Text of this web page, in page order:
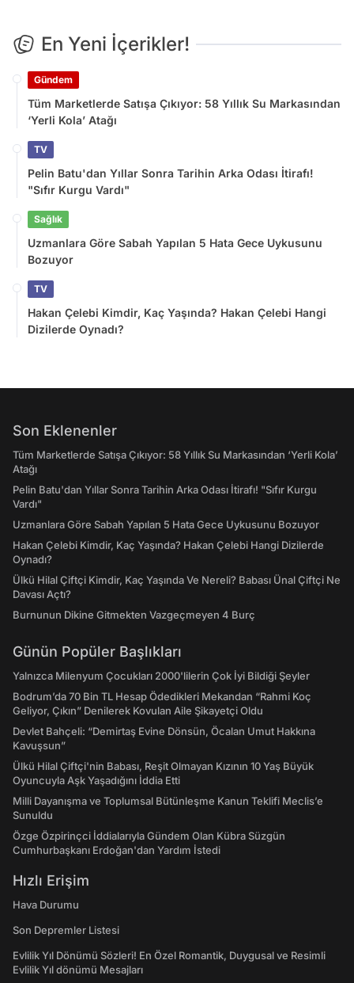
En Yeni İçerikler!
Gündem
Tüm Marketlerde Satışa Çıkıyor: 58 Yıllık Su Markasından
‘Yerli Kola’ Atağı
TV
Pelin Batu'dan Yıllar Sonra Tarihin Arka Odası İtirafı!
"Sıfır Kurgu Vardı"
Sağlık
Uzmanlara Göre Sabah Yapılan 5 Hata Gece Uykusunu
Bozuyor
TV
Hakan Çelebi Kimdir, Kaç Yaşında? Hakan Çelebi Hangi
Dizilerde Oynadı?
Son Eklenenler
Tüm Marketlerde Satışa Çıkıyor: 58 Yıllık Su Markasından ‘Yerli Kola’
Atağı
Pelin Batu'dan Yıllar Sonra Tarihin Arka Odası İtirafı! "Sıfır Kurgu
Vardı"
Uzmanlara Göre Sabah Yapılan 5 Hata Gece Uykusunu Bozuyor
Hakan Çelebi Kimdir, Kaç Yaşında? Hakan Çelebi Hangi Dizilerde
Oynadı?
Ülkü Hilal Çiftçi Kimdir, Kaç Yaşında Ve Nereli? Babası Ünal Çiftçi Ne
Davası Açtı?
Burnunun Dikine Gitmekten Vazgeçmeyen 4 Burç
Günün Popüler Başlıkları
Yalnızca Milenyum Çocukları 2000'lilerin Çok İyi Bildiği Şeyler
Bodrum’da 70 Bin TL Hesap Ödedikleri Mekandan “Rahmi Koç
Geliyor, Çıkın” Denilerek Kovulan Aile Şikayetçi Oldu
Devlet Bahçeli: “Demirtaş Evine Dönsün, Öcalan Umut Hakkına
Kavuşsun”
Ülkü Hilal Çiftçi'nin Babası, Reşit Olmayan Kızının 10 Yaş Büyük
Oyuncuyla Aşk Yaşadığını İddia Etti
Milli Dayanışma ve Toplumsal Bütünleşme Kanun Teklifi Meclis’e
Sunuldu
Özge Özpirinçci İddialarıyla Gündem Olan Kübra Süzgün
Cumhurbaşkanı Erdoğan'dan Yardım İstedi
Hızlı Erişim
Hava Durumu
Son Depremler Listesi
Evlilik Yıl Dönümü Sözleri! En Özel Romantik, Duygusal ve Resimli
Evlilik Yıl dönümü Mesajları